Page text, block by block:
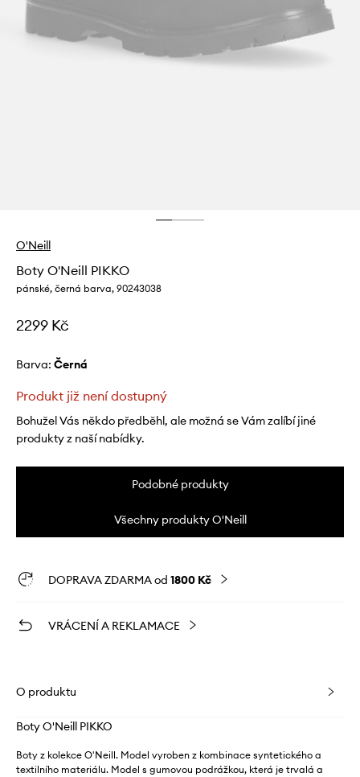
O'Neill
Boty O'Neill PIKKO
pánské, černá barva, 90243038
2299 Kč
Barva: černá
Produkt již není dostupný
Bohužel Vás někdo předběhl, ale možná se Vám zalíbí jiné
produkty z naší nabídky.
Podobné produkty
Všechny produkty O'Neill
DOPRAVA ZDARMA od 1800 Kč
VRÁCENÍ A REKLAMACE
O produktu
Boty O'Neill PIKKO
Boty z kolekce O'Neill. Model vyroben z kombinace syntetického a
textilního materiálu. Model s gumovou podrážkou, která je trvalá a